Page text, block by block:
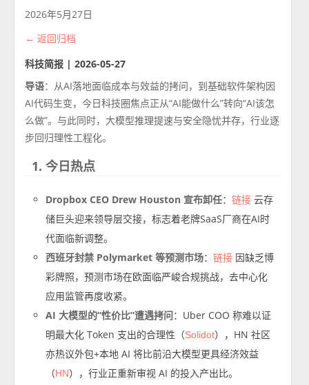
2026年5月27日
← 返回归档
科技简报 | 2026-05-27
导语：从AI落地面临成本与效益的拷问，到基础软件架构因
AI代码生变，今日科技圈焦点正从“AI能做什么”转向“AI该怎
么做”。与此同时，大模型推理提速与安全隐忧并存，行业逐
步回归理性工程化。
1. 今日热点
Dropbox CEO Drew Houston 宣布卸任：链接 云存
储巨头迎来领导层交接，标志着老牌SaaS厂商在AI时
代面临新调整。
西班牙封禁 Polymarket 等预测市场：链接 因缺乏博
彩牌照，预测市场在欧面临严峻合规挑战，去中心化
应用监管再度收紧。
AI 大模型的“性价比”遭遇拷问：Uber COO 称难以证
明最大化 Token 支出的合理性（Solidot），HN 社区
亦热议外包+本地 AI 将比前沿大模型更具经济效益
（HN），行业正重新审视 AI 的投入产出比。